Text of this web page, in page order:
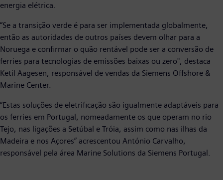
energia elétrica.
“Se a transição verde é para ser implementada globalmente,
então as autoridades de outros países devem olhar para a
Noruega e confirmar o quão rentável pode ser a conversão de
ferries para tecnologias de emissões baixas ou zero", destaca
Ketil Aagesen, responsável de vendas da Siemens Offshore &
Marine Center.
“Estas soluções de eletrificação são igualmente adaptáveis para
os ferries em Portugal, nomeadamente os que operam no rio
Tejo, nas ligações a Setúbal e Tróia, assim como nas ilhas da
Madeira e nos Açores” acrescentou António Carvalho,
responsável pela área Marine Solutions da Siemens Portugal.